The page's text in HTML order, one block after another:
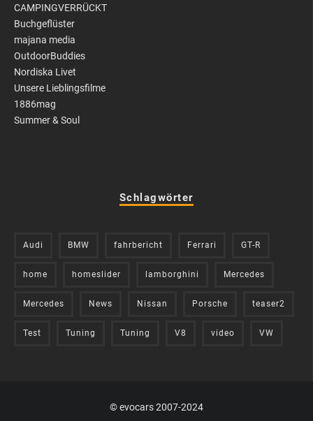
CAMPINGVERRÜCKT
Buchgeflüster
majana media
OutdoorBuddies
Nordiska Livet
Unsere Lieblingsfilme
1886mag
Summer & Soul
Schlagwörter
Audi BMW fahrbericht Ferrari GT-R
home homeslider lamborghini Mercedes
Mercedes News Nissan Porsche teaser2
Test Tuning Tuning V8 video VW
© evocars 2007-2024